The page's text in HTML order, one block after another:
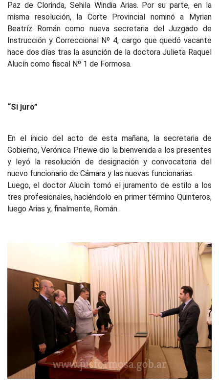
Paz de Clorinda, Sehila Windia Arias. Por su parte, en la
misma resolución, la Corte Provincial nominó a Myrian
Beatríz Román como nueva secretaria del Juzgado de
Instrucción y Correccional Nº 4, cargo que quedó vacante
hace dos días tras la asunción de la doctora Julieta Raquel
Alucín como fiscal Nº 1 de Formosa.
“Si juro”
En el inicio del acto de esta mañana, la secretaria de
Gobierno, Verónica Priewe dio la bienvenida a los presentes
y leyó la resolución de designación y convocatoria del
nuevo funcionario de Cámara y las nuevas funcionarias.
Luego, el doctor Alucín tomó el juramento de estilo a los
tres profesionales, haciéndolo en primer término Quinteros,
luego Arias y, finalmente, Román.